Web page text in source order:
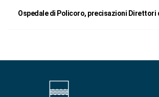
Ospedale di Policoro, precisazioni Direttori